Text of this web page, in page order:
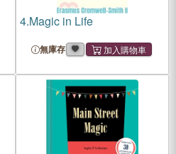
4.Magic in Life
無庫存